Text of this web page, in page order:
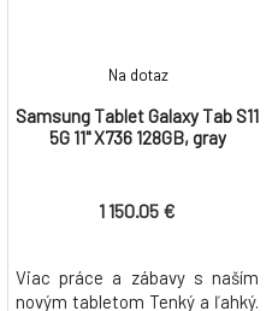
Samsung Tablet Galaxy Tab S11
5G 11" X736 128GB, gray
Na dotaz
1 150.05 €
Viac práce a zábavy s naším
novým tabletom Tenký a ľahký.